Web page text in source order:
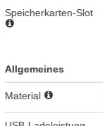
Speicherkarten-Slot
Allgemeines
Material